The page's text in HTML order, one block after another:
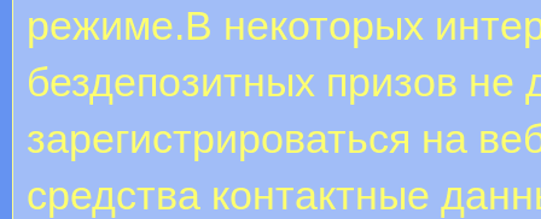
режиме.В некоторых
бездепозитных призов не
зарегистрироваться на
средства контактные